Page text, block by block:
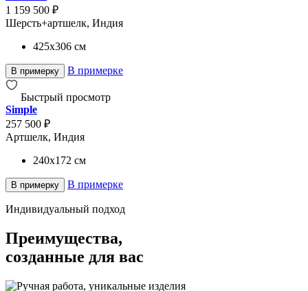
1 159 500 ₽
Шерсть+артшелк, Индия
425x306 см
В примерку В примерке
Быстрый просмотр
Simple
257 500 ₽
Артшелк, Индия
240x172 см
В примерку В примерке
Индивидуальный подход
Преимущества,
созданные для вас